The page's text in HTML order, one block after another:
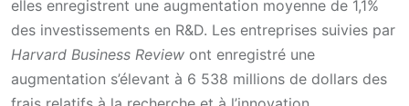
elles enregistrent une augmentation moyenne de 1,1%
des investissements en R&D. Les entreprises suivies par
Harvard Business Review ont enregistré une
augmentation s’élevant à 6 538 millions de dollars des